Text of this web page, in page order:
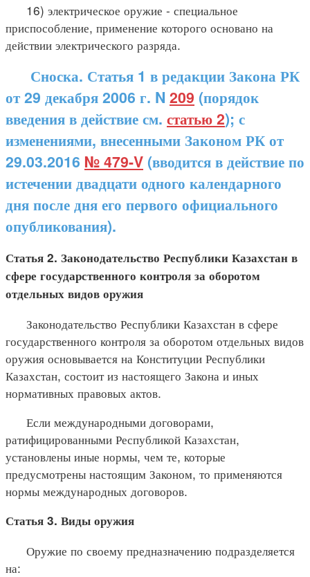
16) электрическое оружие - специальное
приспособление, применение которого основано на
действии электрического разряда.
Сноска. Статья 1 в редакции Закона РК
от 29 декабря 2006 г. N 209 (порядок
введения в действие см. статью 2); с
изменениями, внесенными Законом РК от
29.03.2016 № 479-V (вводится в действие по
истечении двадцати одного календарного
дня после дня его первого официального
опубликования).
Статья 2. Законодательство Республики Казахстан в
сфере государственного контроля за оборотом
отдельных видов оружия
Законодательство Республики Казахстан в сфере
государственного контроля за оборотом отдельных видов
оружия основывается на Конституции Республики
Казахстан, состоит из настоящего Закона и иных
нормативных правовых актов.
Если международными договорами,
ратифицированными Республикой Казахстан,
установлены иные нормы, чем те, которые
предусмотрены настоящим Законом, то применяются
нормы международных договоров.
Статья 3. Виды оружия
Оружие по своему предназначению подразделяется
на: